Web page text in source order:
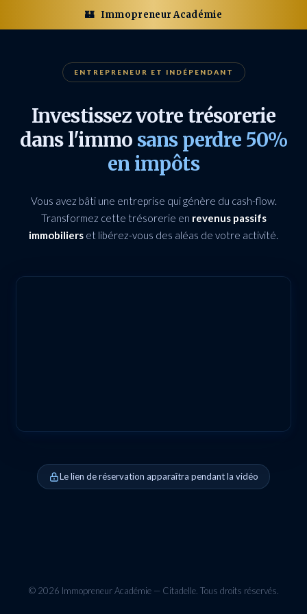
🏰 Immopreneur Académie
ENTREPRENEUR ET INDÉPENDANT
Investissez votre trésorerie
dans l'immo sans perdre 50%
en impôts
Vous avez bâti une entreprise qui génère du cash-flow.
Transformez cette trésorerie en revenus passifs
immobiliers et libérez-vous des aléas de votre activité.
Le lien de réservation apparaîtra pendant la vidéo
© 2026 Immopreneur Académie — Citadelle. Tous droits réservés.